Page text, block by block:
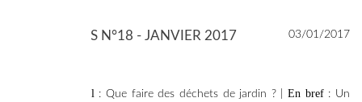
03/01/2017
SYNERGIES N°18 - JANVIER 2017
Dossier spécial: Que faire des déchets de jardin ? |En bref: Un